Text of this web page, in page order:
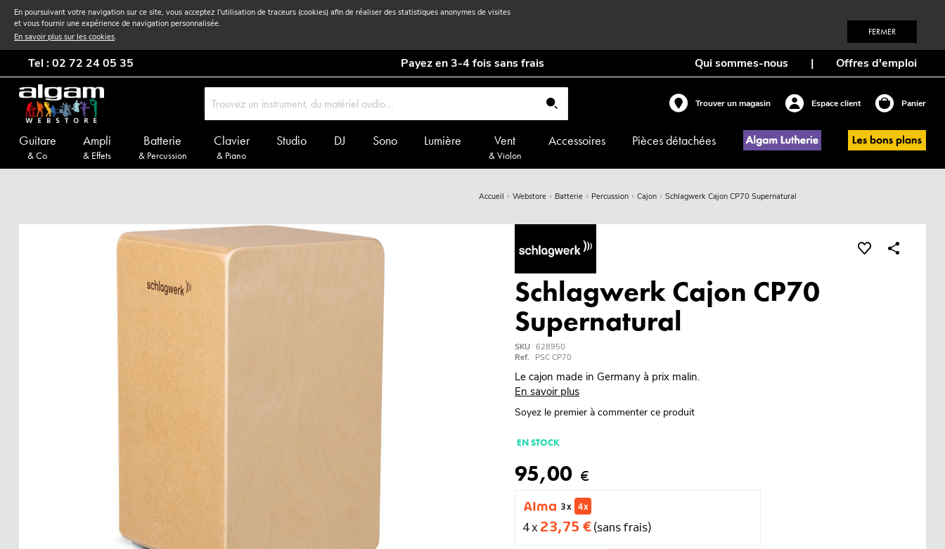
En poursuivant votre navigation sur ce site, vous acceptez l'utilisation de traceurs (cookies) afin de réaliser des statistiques anonymes de visites
et vous fournir une expérience de navigation personnalisée.
En savoir plus sur les cookies. FERMER
Tel : 02 72 24 05 35 Payez en 3-4 fois sans frais Qui sommes-nous | Offres d'emploi
Trouver un magasin Espace client Panier
Guitare
& Co
Ampli
& Effets
Batterie
& Percussion
Clavier
& Piano
Studio DJ Sono Lumière Vent
& Violon
Accessoires Pièces détachées
Accueil Webstore Batterie Percussion Cajon Schlagwerk Cajon CP70 Supernatural
Schlagwerk Cajon CP70
Supernatural
SKU 628950
Ref.
PSC CP70
Le cajon made in Germany à prix malin.
En savoir plus
Soyez le premier à commenter ce produit
EN STOCK
95,00 €
3 x 4 x
4 x 23,75 €(sans frais)